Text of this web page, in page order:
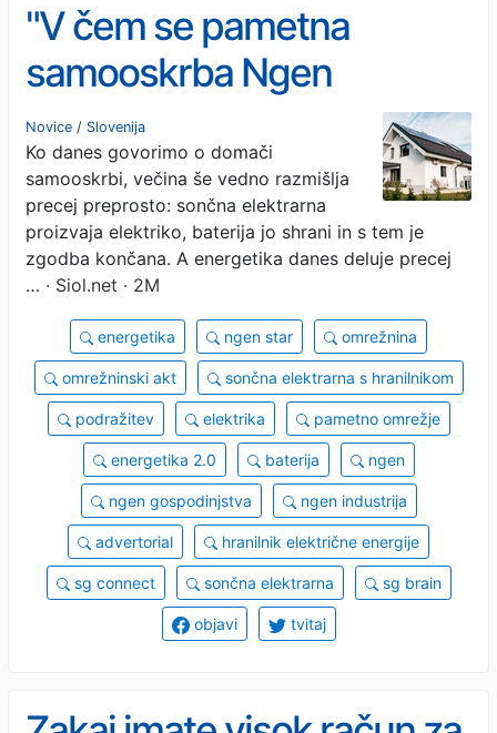
"V čem se pametna
samooskrba Ngen
razlikuje od drugih na
trgu?"
Novice / Slovenija
Ko danes govorimo o domači
samooskrbi, večina še vedno razmišlja
precej preprosto: sončna elektrarna
proizvaja elektriko, baterija jo shrani in s tem je
zgodba končana. A energetika danes deluje precej
… · Siol.net · 2M
energetika ngen star omrežnina
omrežninski akt sončna elektrarna s hranilnikom
podražitev elektrika pametno omrežje
energetika 2.0 baterija ngen
ngen gospodinjstva ngen industrija
advertorial hranilnik električne energije
sg connect sončna elektrarna sg brain
objavi tvitaj